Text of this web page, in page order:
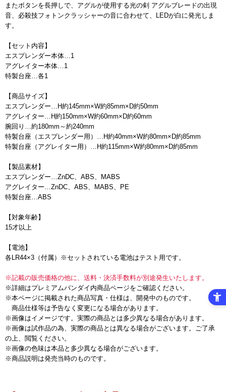
またボタンを長押しで、アグルが使用する光の剣 アグルブレードの出現
音、必殺技フォトンクラッシャーの音に合わせて、LEDが白に発光しま
す。
【セット内容】
エスプレンダー本体…1
アグレイター本体…1
特製台座…各1
【商品サイズ】
エスプレンダー…H約145mm×W約85mm×D約50mm
アグレイター…H約150mm×W約60mm×D約60mm
腕回り…約180mm～約240mm
特製台座（エスプレンダー用）…H約40mm×W約80mm×D約85mm
特製台座（アグレイター用）…H約115mm×W約80mm×D約85mm
【製品素材】
エスプレンダー…ZnDC、ABS、MABS
アグレイター…ZnDC、ABS、MABS、PE
特製台座…ABS
【対象年齢】
15才以上
【電池】
各LR44×3（付属）※セットされている電池はテスト用です。
※記載の販売価格の他に、送料・決済手数料が別途発生いたします。
※詳細はプレミアムバンダイ内商品ページをご確認ください。
※本ページに掲載された商品写真・仕様は、開発中のものです。
商品仕様等は予告なく変更になる場合があります。
※画像はイメージです。実際の商品とは多少異なる場合があります。
※画像は試作品の為、実際の商品とは異なる場合がございます。ご了承
の上、閲覧ください。
※画像の色味は本品と多少異なる場合がございます。
※商品説明は発売当時のものです。